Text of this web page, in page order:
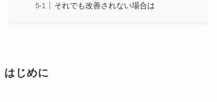
それでも改善されない場合は
はじめに